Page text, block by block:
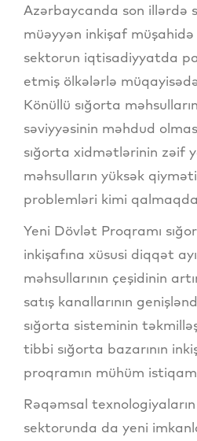
Azərbaycanda son illərdə
müəyyən inkişaf
sektorun iqtisadiyyatda
etmiş ölkələrlə
Könüllü sığorta
səviyyəsinin məhdud
sığorta xidmətlərinin zəif
məhsulların yüksək
problemləri kimi
Yeni Dövlət Proqramı
inkişafına xüsusi diqqət
məhsullarının çeşidinin
satış kanallarının
sığorta sisteminin
tibbi sığorta bazarının
proqramın mühüm
Rəqəmsal
sektorunda da yeni